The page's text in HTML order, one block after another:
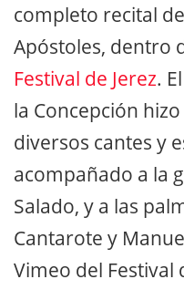
completo recital
Apóstoles, dentro
Festival de Jerez.
la Concepción
diversos cantes y
acompañado a la
Salado, y a las
Cantarote y
Vimeo del Festival